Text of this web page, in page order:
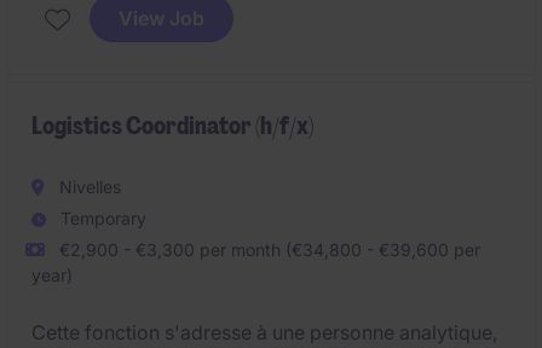
goederenstroom, van de ontvangst van grondstoffen
tot de verzending van afgewerkte producten. Naast
binnen de logistieke processen en voorraadbeheer.
View Job
Logistics Coordinator (h/f/x)
Nivelles
Temporary
€2,900 - €3,300 per month (€34,800 - €39,600 per
year)
Cette fonction s'adresse à une personne analytique,